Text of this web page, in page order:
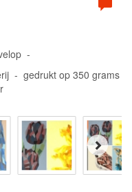
-
- gedrukt op 350 grams